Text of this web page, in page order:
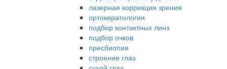
лазерная коррекция зрения
ортокератология
подбор контактных линз
подбор очков
пресбиопия
строение глаз